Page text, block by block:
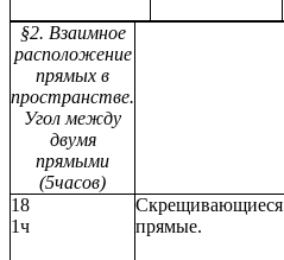
§2. Взаимное
расположение
прямых в
пространстве.
Угол между
двумя
прямыми
(5часов)
18
1ч
Скрещивающиеся
прямые.